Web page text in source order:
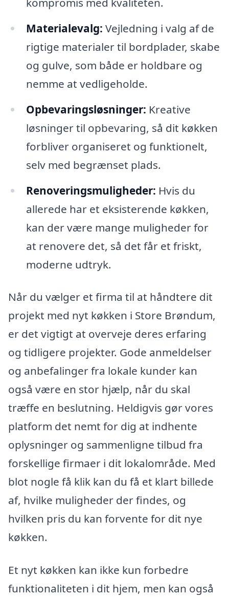
Materialevalg: Vejledning i valg af de
rigtige materialer til bordplader, skabe
og gulve, som både er holdbare og
nemme at vedligeholde.
Opbevaringsløsninger: Kreative
løsninger til opbevaring, så dit køkken
forbliver organiseret og funktionelt,
selv med begrænset plads.
Renoveringsmuligheder: Hvis du
allerede har et eksisterende køkken,
kan der være mange muligheder for
at renovere det, så det får et friskt,
moderne udtryk.
Når du vælger et firma til at håndtere dit
projekt med nyt køkken i Store Brøndum,
er det vigtigt at overveje deres erfaring
og tidligere projekter. Gode anmeldelser
og anbefalinger fra lokale kunder kan
også være en stor hjælp, når du skal
træffe en beslutning. Heldigvis gør vores
platform det nemt for dig at indhente
oplysninger og sammenligne tilbud fra
forskellige firmaer i dit lokalområde. Med
blot nogle få klik kan du få et klart billede
af, hvilke muligheder der findes, og
hvilken pris du kan forvente for dit nye
køkken.
Et nyt køkken kan ikke kun forbedre
funktionaliteten i dit hjem, men kan også